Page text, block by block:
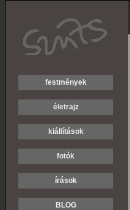
festmények
életrajz
kiállítások
fotók
írások
BLOG